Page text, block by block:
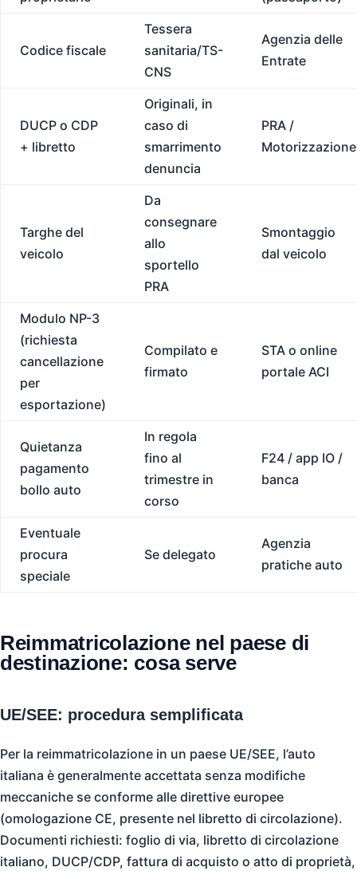
Codice fiscale
Tessera
sanitaria/TS-
CNS
Agenzia delle
Entrate
DUCP o CDP
+ libretto
Originali, in
caso di
smarrimento
denuncia
PRA /
Motorizzazione
Targhe del
veicolo
Da
consegnare
allo
sportello
PRA
Smontaggio
dal veicolo
Modulo NP-3
(richiesta
cancellazione
per
esportazione)
Compilato e
firmato
STA o online
portale ACI
Quietanza
pagamento
bollo auto
In regola
fino al
trimestre in
corso
F24 / app IO /
banca
Eventuale
procura
speciale
Se delegato
Agenzia
pratiche auto
Reimmatricolazione nel paese di
destinazione: cosa serve
UE/SEE: procedura semplificata
Per la reimmatricolazione in un paese UE/SEE, l’auto
italiana è generalmente accettata senza modifiche
meccaniche se conforme alle direttive europee
(omologazione CE, presente nel libretto di circolazione).
Documenti richiesti: foglio di via, libretto di circolazione
italiano, DUCP/CDP, fattura di acquisto o atto di proprietà,